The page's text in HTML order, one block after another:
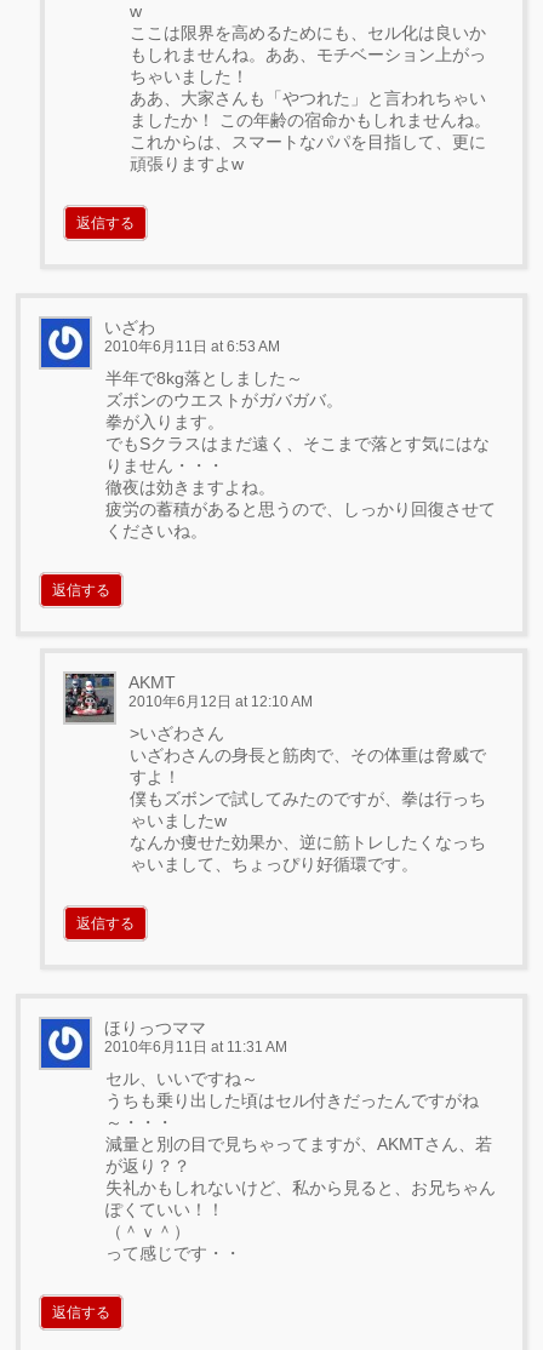
w
ここは限界を高めるためにも、セル化は良いか
もしれませんね。ああ、モチベーション上がっ
ちゃいました！
ああ、大家さんも「やつれた」と言われちゃい
ましたか！ この年齢の宿命かもしれませんね。
これからは、スマートなパパを目指して、更に
頑張りますよw
返信する
いざわ
2010年6月11日 at 6:53 AM
半年で8kg落としました～
ズボンのウエストがガバガバ。
拳が入ります。
でもSクラスはまだ遠く、そこまで落とす気にはな
りません・・・
徹夜は効きますよね。
疲労の蓄積があると思うので、しっかり回復させて
くださいね。
返信する
AKMT
2010年6月12日 at 12:10 AM
>いざわさん
いざわさんの身長と筋肉で、その体重は脅威で
すよ！
僕もズボンで試してみたのですが、拳は行っち
ゃいましたw
なんか痩せた効果か、逆に筋トレしたくなっち
ゃいまして、ちょっぴり好循環です。
返信する
ほりっつママ
2010年6月11日 at 11:31 AM
セル、いいですね～
うちも乗り出した頃はセル付きだったんですがね
～・・・
減量と別の目で見ちゃってますが、AKMTさん、若
が返り？？
失礼かもしれないけど、私から見ると、お兄ちゃん
ぽくていい！！
（＾ｖ＾）
って感じです・・
返信する